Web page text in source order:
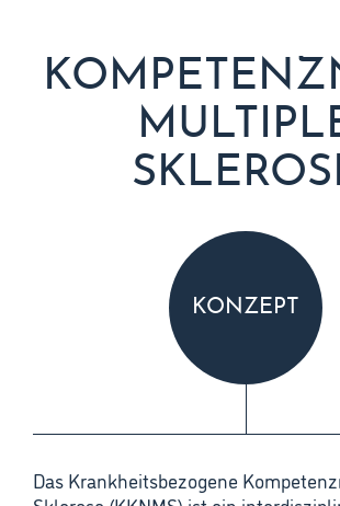
KONZEPT
Das Krankheitsbezogene